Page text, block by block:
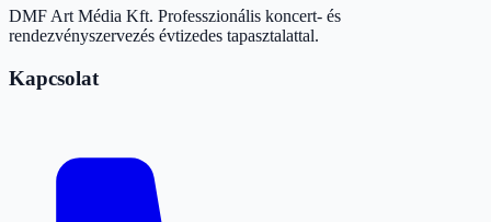
DMF Art Média Kft. Professzionális koncert- és
rendezvényszervezés évtizedes tapasztalattal.
Kapcsolat